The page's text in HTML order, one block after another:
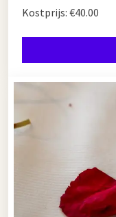
Kostprijs: €40.00